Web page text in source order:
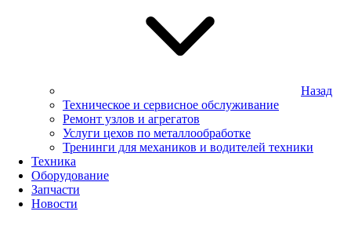
Назад
Техническое и сервисное обслуживание
Ремонт узлов и агрегатов
Услуги цехов по металлообработке
Тренинги для механиков и водителей техники
Техника
Оборудование
Запчасти
Новости